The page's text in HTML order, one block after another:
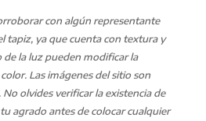
con algún representante
tapiz, ya que cuenta con textura y
de la luz pueden modificar la
Las imágenes del sitio son
olvides verificar la existencia de
agrado antes de colocar cualquier